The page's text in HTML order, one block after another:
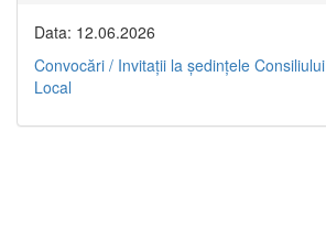
Data: 12.06.2026
Convocări / Invitaţii la şedinţele Consiliului
Local